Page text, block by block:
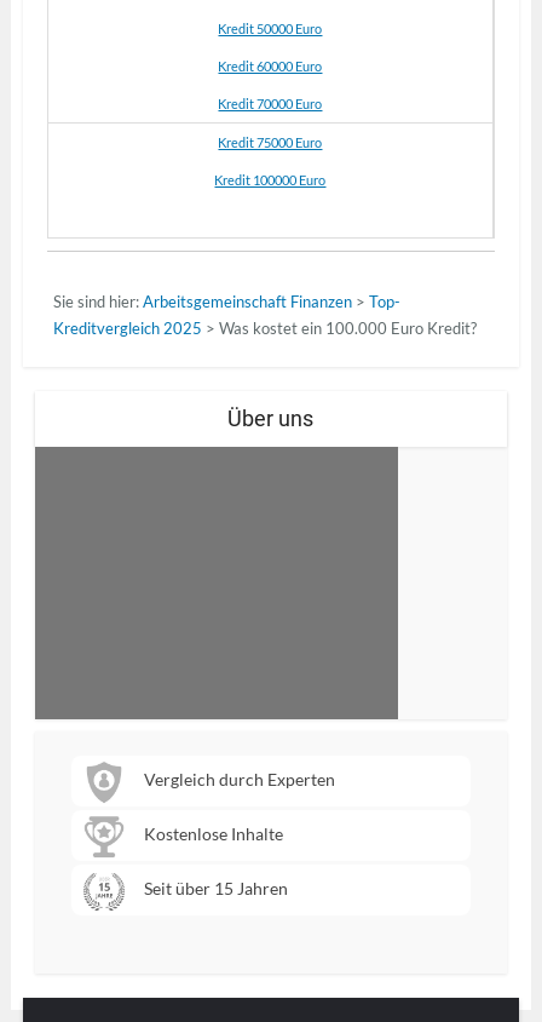
Kredit 50000 Euro
Kredit 60000 Euro
Kredit 70000 Euro
Kredit 75000 Euro
Kredit 100000 Euro
Sie sind hier: Arbeitsgemeinschaft Finanzen> Top-
Kreditvergleich 2025 > Was kostet ein 100.000 Euro Kredit?
Über uns
Vergleich durch Experten
Kostenlose Inhalte
Seit über 15 Jahren